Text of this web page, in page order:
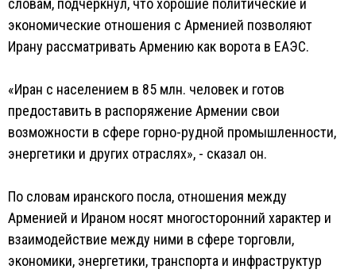
словам, подчеркнул, что хорошие политические и
экономические отношения с Арменией позволяют
Ирану рассматривать Армению как ворота в ЕАЭС.
«Иран с населением в 85 млн. человек и готов
предоставить в распоряжение Армении свои
возможности в сфере горно-рудной промышленности,
энергетики и других отраслях», - сказал он.
По словам иранского посла, отношения между
Арменией и Ираном носят многосторонний характер и
взаимодействие между ними в сфере торговли,
экономики, энергетики, транспорта и инфраструктур